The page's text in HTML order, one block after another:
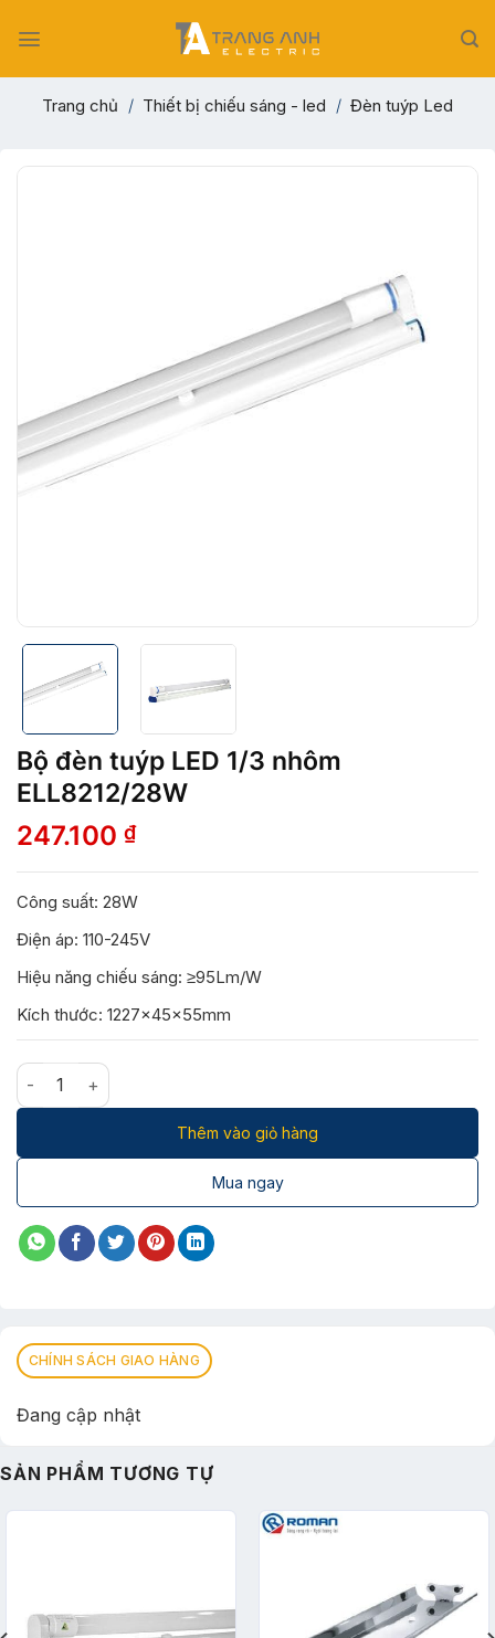
Trang chủ / Thiết bị chiếu sáng - led / Đèn tuýp Led
Bộ đèn tuýp LED 1/3 nhôm
ELL8212/28W
247.100 ₫
Công suất: 28W
Điện áp: 110-245V
Hiệu năng chiếu sáng: ≥95Lm/W
Kích thước: 1227x45x55mm
Bộ đèn tuýp LED 1/3 nhôm ELL8212/28W số lượng
Thêm vào giỏ hàng
Mua ngay
CHÍNH SÁCH GIAO HÀNG
Đang cập nhật
SẢN PHẨM TƯƠNG TỰ